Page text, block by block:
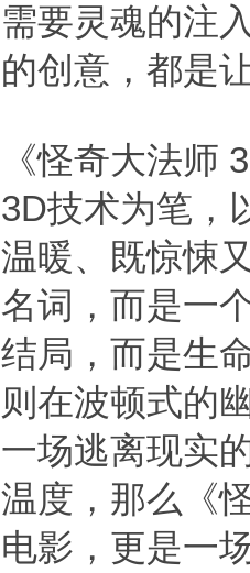
需要灵魂的注
的创意，都是
《怪奇大法师
3D技术为笔，
温暖、既惊悚
名词，而是一
结局，而是生
则在波顿式的
一场逃离现实
温度，那么《
电影，更是一